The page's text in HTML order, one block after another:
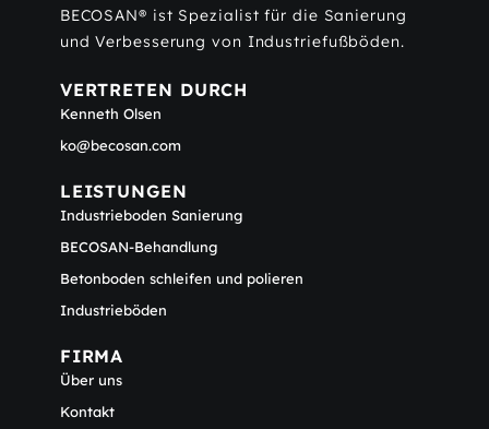
BECOSAN® ist Spezialist für die Sanierung
und Verbesserung von Industriefußböden.
VERTRETEN DURCH
Kenneth Olsen
ko@becosan.com
LEISTUNGEN
Industrieboden Sanierung
BECOSAN-Behandlung
Betonboden schleifen und polieren
Industrieböden
FIRMA
Über uns
Kontakt